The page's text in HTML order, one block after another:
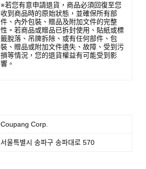
※若您有意申請退貨，商品必須回復至您
收到商品時的原始狀態，並確保所有部
件、內外包裝、贈品及附加文件的完整
性。若商品或贈品已拆封使用、貼紙或標
籤脫落、吊牌拆除、或有任何部件、包
裝、贈品或附加文件遺失、故障、受到污
損等情況，您的退貨權益有可能受到影
響。
Coupang Corp.
서울특별시 송파구 송파대로 570